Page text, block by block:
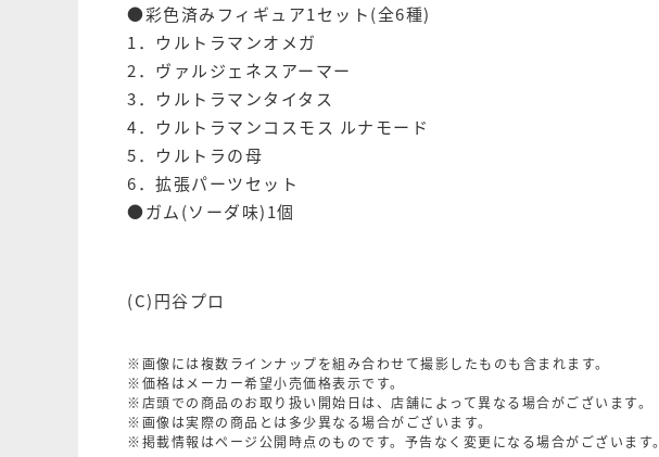
●彩色済みフィギュア1セット(全6種)
1．ウルトラマンオメガ
2．ヴァルジェネスアーマー
3．ウルトラマンタイタス
4．ウルトラマンコスモス ルナモード
5．ウルトラの母
6．拡張パーツセット
●ガム(ソーダ味)1個
(C)円谷プロ
※画像には複数ラインナップを組み合わせて撮影したものも含まれます。
※価格はメーカー希望小売価格表示です。
※店頭での商品のお取り扱い開始日は、店舗によって異なる場合がございます。
※画像は実際の商品とは多少異なる場合がございます。
※掲載情報はページ公開時点のものです。予告なく変更になる場合がございます。